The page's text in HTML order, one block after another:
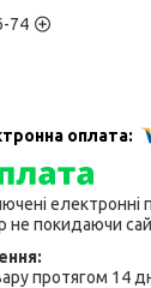
74
не покидаючи
протягом 14